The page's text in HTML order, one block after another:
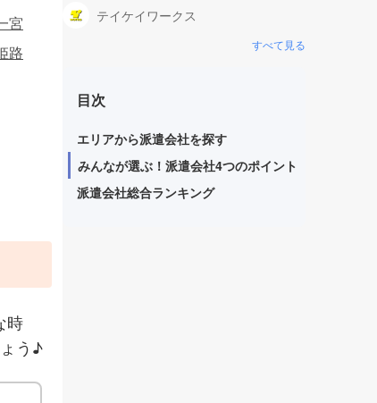
宮
路
時
う♪
テイケイワークス
すべて見る
目次
エリアから派遣会社を探す
みんなが選ぶ！派遣会社4つのポイント
派遣会社総合ランキング